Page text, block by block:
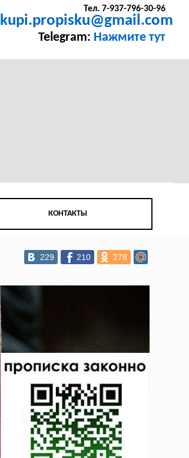
Тел. 7-937-796-30-96
kupi.propisku@gmail.com
Telegram: Нажмите тут
КОНТАКТЫ
229 210 278